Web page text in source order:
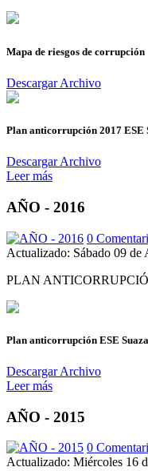
Mapa de riesgos de corrupción
Descargar Archivo
Plan anticorrupción 2017 ESE
Descargar Archivo
Leer más
AÑO - 2016
0
Actualizado: Sábado 09 de
PLAN
Plan anticorrupción ESE
Descargar Archivo
Leer más
AÑO - 2015
0
Actualizado: Miércoles 16